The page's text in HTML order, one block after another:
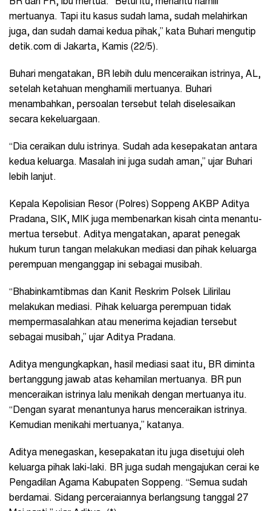
BR dan FR, ibu mertua. “Betul itu, menantu hamili
mertuanya. Tapi itu kasus sudah lama, sudah melahirkan
juga, dan sudah damai kedua pihak,” kata Buhari mengutip
detik.com di Jakarta, Kamis (22/5).
Buhari mengatakan, BR lebih dulu menceraikan istrinya, AL,
setelah ketahuan menghamili mertuanya. Buhari
menambahkan, persoalan tersebut telah diselesaikan
secara kekeluargaan.
“Dia ceraikan dulu istrinya. Sudah ada kesepakatan antara
kedua keluarga. Masalah ini juga sudah aman,” ujar Buhari
lebih lanjut.
Kepala Kepolisian Resor (Polres) Soppeng AKBP Aditya
Pradana, SIK, MIK juga membenarkan kisah cinta menantu-
mertua tersebut. Aditya mengatakan, aparat penegak
hukum turun tangan melakukan mediasi dan pihak keluarga
perempuan menganggap ini sebagai musibah.
“Bhabinkamtibmas dan Kanit Reskrim Polsek Lilirilau
melakukan mediasi. Pihak keluarga perempuan tidak
mempermasalahkan atau menerima kejadian tersebut
sebagai musibah,” ujar Aditya Pradana.
Aditya mengungkapkan, hasil mediasi saat itu, BR diminta
bertanggung jawab atas kehamilan mertuanya. BR pun
menceraikan istrinya lalu menikah dengan mertuanya itu.
“Dengan syarat menantunya harus menceraikan istrinya.
Kemudian menikahi mertuanya,” katanya.
Aditya menegaskan, kesepakatan itu juga disetujui oleh
keluarga pihak laki-laki. BR juga sudah mengajukan cerai ke
Pengadilan Agama Kabupaten Soppeng. “Semua sudah
berdamai. Sidang perceraiannya berlangsung tanggal 27